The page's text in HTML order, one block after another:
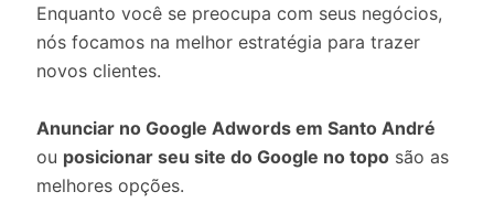
Enquanto você se preocupa com seus negócios,
nós focamos na melhor estratégia para trazer
novos clientes.
Anunciar no Google Adwords em Santo André
ou posicionar seu site do Google no topo são as
melhores opções.